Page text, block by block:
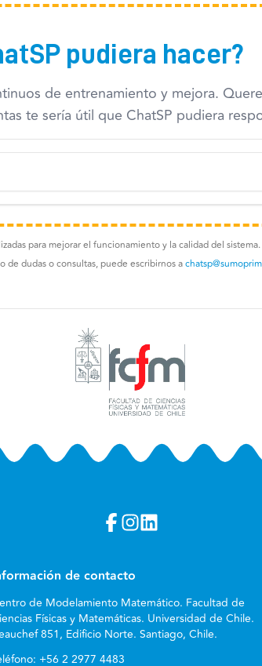
pudiera hacer?
de entrenamiento y mejora.
te sería útil que ChatSP pudiera
para mejorar el funcionamiento y la calidad del sistema.
de dudas o consultas, puede escribirnos a
de contacto
de Modelamiento Matemático. Facultad de
Físicas y Matemáticas. Universidad de Chile.
851, Edificio Norte. Santiago, Chile.
+56 2 2977 4483